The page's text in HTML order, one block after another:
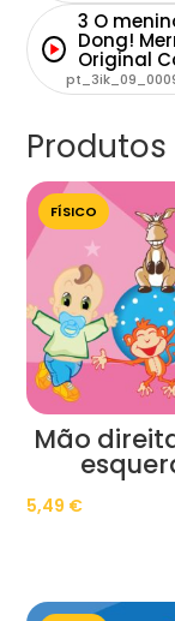
3 O
Dong!
Original
FÍSICO
Mão
5,49 €